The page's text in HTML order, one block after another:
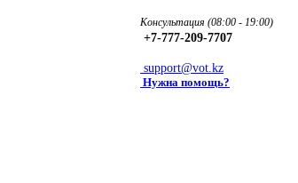
Консультация (08:00 - 19:00)
+7-777-209-7707
support@vot.kz
Нужна помощь?